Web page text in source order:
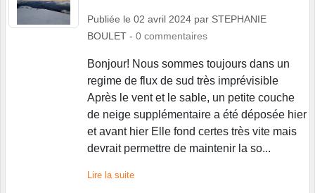
Publiée le 02 avril 2024 par STEPHANIE
BOULET - 0 commentaires
Bonjour! Nous sommes toujours dans un
regime de flux de sud très imprévisible
Après le vent et le sable, un petite couche
de neige supplémentaire a été déposée hier
et avant hier Elle fond certes très vite mais
devrait permettre de maintenir la so...
Lire la suite